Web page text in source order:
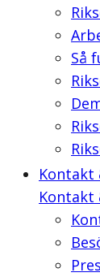
Så
Kontakt
Kontakt